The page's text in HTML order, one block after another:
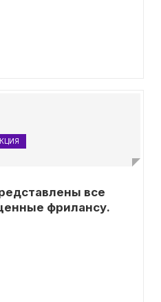
все
фрилансу.